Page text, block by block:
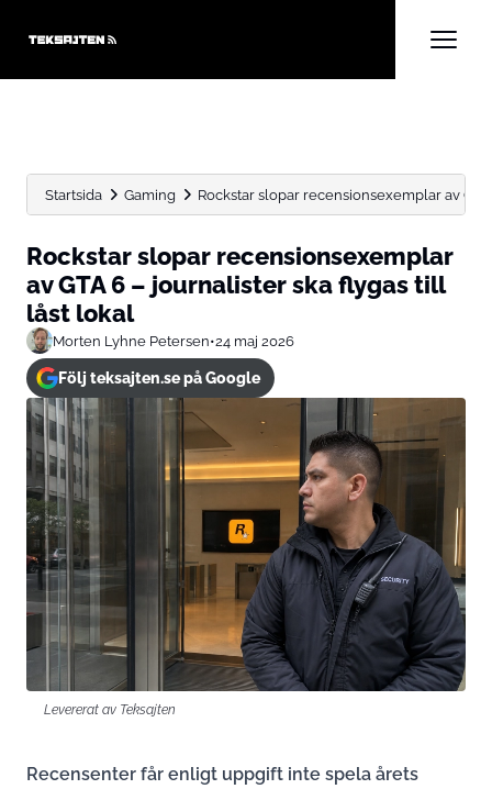
Startsida Gaming Rockstar slopar recensionsexemplar av
Rockstar slopar recensionsexemplar
av GTA 6 – journalister ska flygas till
låst lokal
Morten Lyhne Petersen•24 maj 2026
Följ teksajten.se på Google
Levererat av Teksajten
Recensenter får enligt uppgift inte spela årets